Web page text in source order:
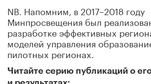
NB. Напомним, в 2017–2018 году
Минпросвещения был
разработке эффективных
моделей управления
пилотных регионах.
Читайте серию публикаций о